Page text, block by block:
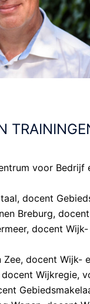
voor Bedrijf
docent
Breburg,
docent
Zee, docent
docent Wijkregie,